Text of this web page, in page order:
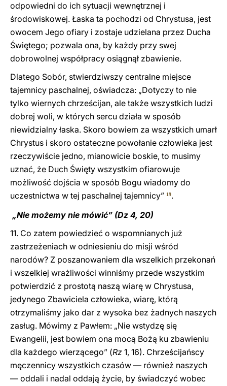
odpowiedni do ich sytuacji wewnętrznej i
środowiskowej. Łaska ta pochodzi od Chrystusa, jest
owocem Jego ofiary i zostaje udzielana przez Ducha
Świętego; pozwala ona, by każdy przy swej
dobrowolnej współpracy osiągnął zbawienie.
Dlatego Sobór, stwierdziwszy centralne miejsce
tajemnicy paschalnej, oświadcza: „Dotyczy to nie
tylko wiernych chrześcijan, ale także wszystkich ludzi
dobrej woli, w których sercu działa w sposób
niewidzialny łaska. Skoro bowiem za wszystkich umarł
Chrystus i skoro ostateczne powołanie człowieka jest
rzeczywiście jedno, mianowicie boskie, to musimy
uznać, że Duch Święty wszystkim ofiarowuje
możliwość dojścia w sposób Bogu wiadomy do
uczestnictwa w tej paschalnej tajemnicy” 19.
„Nie możemy nie mówić” (Dz 4, 20)
11. Co zatem powiedzieć o wspomnianych już
zastrzeżeniach w odniesieniu do misji wśród
narodów? Z poszanowaniem dla wszelkich przekonań
i wszelkiej wrażliwości winniśmy przede wszystkim
potwierdzić z prostotą naszą wiarę w Chrystusa,
jedynego Zbawiciela człowieka, wiarę, którą
otrzymaliśmy jako dar z wysoka bez żadnych naszych
zasług. Mówimy z Pawłem: „Nie wstydzę się
Ewangelii, jest bowiem ona mocą Bożą ku zbawieniu
dla każdego wierzącego” (Rz 1, 16). Chrześcijańscy
męczennicy wszystkich czasów — również naszych
— oddali i nadal oddają życie, by świadczyć wobec